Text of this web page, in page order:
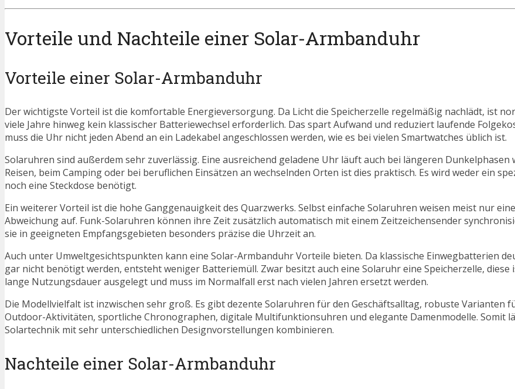
Vorteile und Nachteile einer Solar-Armbanduhr
Vorteile einer Solar-Armbanduhr
Der wichtigste Vorteil ist die komfortable Energieversorgung. Da Licht die Speicherzelle regelmäßig nachlädt, ist
viele Jahre hinweg kein klassischer Batteriewechsel erforderlich. Das spart Aufwand und reduziert laufende
muss die Uhr nicht jeden Abend an ein Ladekabel angeschlossen werden, wie es bei vielen Smartwatches üblich ist.
Solaruhren sind außerdem sehr zuverlässig. Eine ausreichend geladene Uhr läuft auch bei längeren Dunkelphasen
Reisen, beim Camping oder bei beruflichen Einsätzen an wechselnden Orten ist dies praktisch. Es wird weder ein
noch eine Steckdose benötigt.
Ein weiterer Vorteil ist die hohe Ganggenauigkeit des Quarzwerks. Selbst einfache Solaruhren weisen meist nur
Abweichung auf. Funk-Solaruhren können ihre Zeit zusätzlich automatisch mit einem Zeitzeichensender
sie in geeigneten Empfangsgebieten besonders präzise die Uhrzeit an.
Auch unter Umweltgesichtspunkten kann eine Solar-Armbanduhr Vorteile bieten. Da klassische Einwegbatterien
gar nicht benötigt werden, entsteht weniger Batteriemüll. Zwar besitzt auch eine Solaruhr eine Speicherzelle, diese
lange Nutzungsdauer ausgelegt und muss im Normalfall erst nach vielen Jahren ersetzt werden.
Die Modellvielfalt ist inzwischen sehr groß. Es gibt dezente Solaruhren für den Geschäftsalltag, robuste Varianten
Outdoor-Aktivitäten, sportliche Chronographen, digitale Multifunktionsuhren und elegante Damenmodelle. Somit
Solartechnik mit sehr unterschiedlichen Designvorstellungen kombinieren.
Nachteile einer Solar-Armbanduhr